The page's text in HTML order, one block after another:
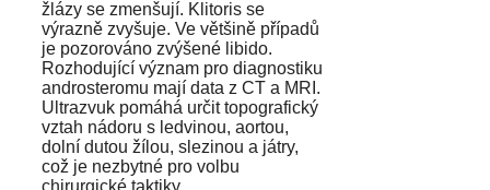
žlázy se zmenšují. Klitoris se
výrazně zvyšuje. Ve většině případů
je pozorováno zvýšené libido.
Rozhodující význam pro diagnostiku
androsteromu mají data z CT a MRI.
Ultrazvuk pomáhá určit topografický
vztah nádoru s ledvinou, aortou,
dolní dutou žílou, slezinou a játry,
což je nezbytné pro volbu